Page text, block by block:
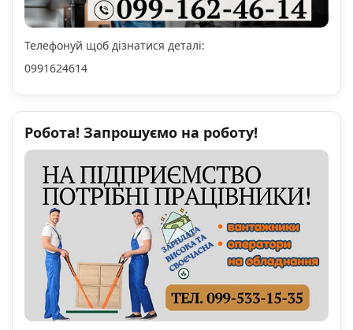
Телефонуй щоб дізнатися деталі:
0991624614
Робота! Запрошуємо на роботу!